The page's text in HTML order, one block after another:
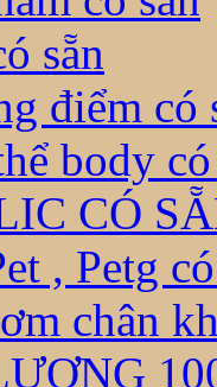
sẵn
điểm có
body có
CÓ
, Petg
chân